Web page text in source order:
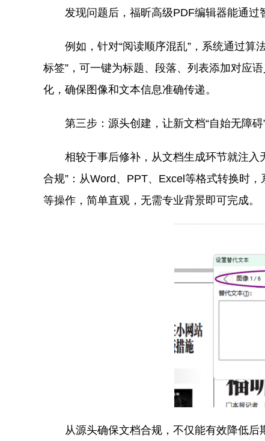
发现问题后，福昕高级PDF编辑器能通过
例如，针对“阅读顺序混乱”，系统通过算
标签”，可一键为标题、段落、列表添加对应
化，确保图像和文本信息准确传递。
第三步：源头创建，让新文档“自始无障碍
相较于事后修补，从文档生成环节就注
合规”：从Word、PPT、Excel等格式转换时
等操作，简单直观，无需专业背景即可完成。
从源头确保文档合规，不仅能有效降低后